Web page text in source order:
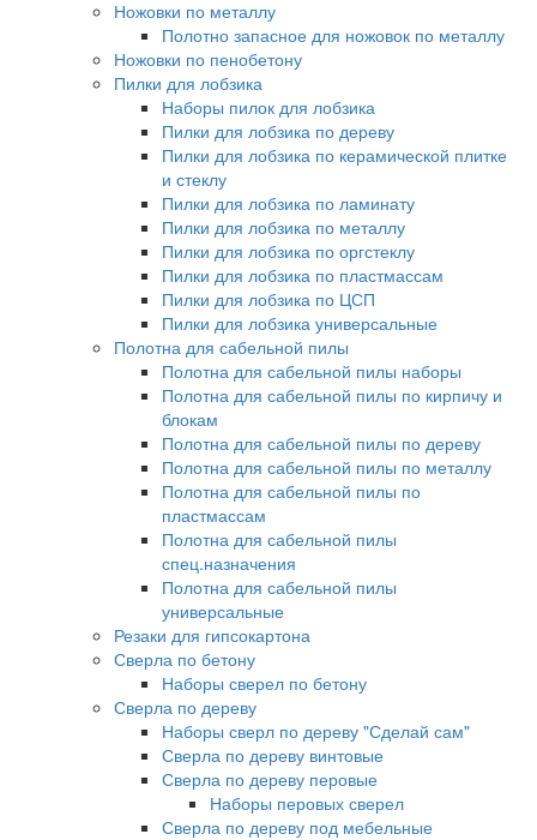
Ножовки по металлу
Полотно запасное для ножовок по металлу
Ножовки по пенобетону
Пилки для лобзика
Наборы пилок для лобзика
Пилки для лобзика по дереву
Пилки для лобзика по керамической плитке
и стеклу
Пилки для лобзика по ламинату
Пилки для лобзика по металлу
Пилки для лобзика по оргстеклу
Пилки для лобзика по пластмассам
Пилки для лобзика по ЦСП
Пилки для лобзика универсальные
Полотна для сабельной пилы
Полотна для сабельной пилы наборы
Полотна для сабельной пилы по кирпичу и
блокам
Полотна для сабельной пилы по дереву
Полотна для сабельной пилы по металлу
Полотна для сабельной пилы по
пластмассам
Полотна для сабельной пилы
спец.назначения
Полотна для сабельной пилы
универсальные
Резаки для гипсокартона
Сверла по бетону
Наборы сверел по бетону
Сверла по дереву
Наборы сверл по дереву "Сделай сам"
Сверла по дереву винтовые
Сверла по дереву перовые
Наборы перовых сверел
Сверла по дереву под мебельные